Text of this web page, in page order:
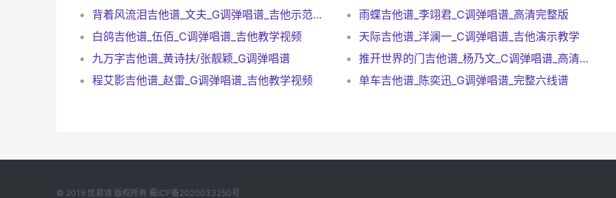
背着风流泪吉他谱_文夫_G调弹唱谱_吉他示范视频
雨蝶吉他谱_李翊君_C调弹唱谱_高清完整版
白鸽吉他谱_伍佰_C调弹唱谱_吉他教学视频
天际吉他谱_洋澜一_C调弹唱谱_吉他演示教学
九万字吉他谱_黄诗扶/张靓颖_G调弹唱谱
推开世界的门吉他谱_杨乃文_C调弹唱谱_高清完整版
程艾影吉他谱_赵雷_G调弹唱谱_吉他教学视频
单车吉他谱_陈奕迅_G调弹唱谱_完整六线谱
© 2019 优易谱 版权所有 蜀ICP备2020033250号